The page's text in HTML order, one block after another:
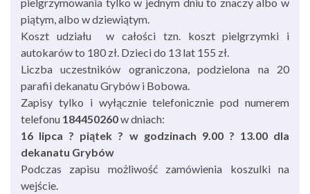
piątym, albo w dziewiątym.
Koszt udziału w całości tzn. koszt pielgrzymki i
autokarów to 180 zł. Dzieci do 13 lat 155 zł.
Liczba uczestników ograniczona, podzielona na 20
parafii dekanatu Grybów i Bobowa.
Zapisy tylko i wyłącznie telefonicznie pod numerem
telefonu 184450260w dniach:
16 lipca ? piątek ? w godzinach 9.00 ? 13.00 dla
dekanatu Grybów
Podczas zapisu możliwość zamówienia koszulki na
wejście.